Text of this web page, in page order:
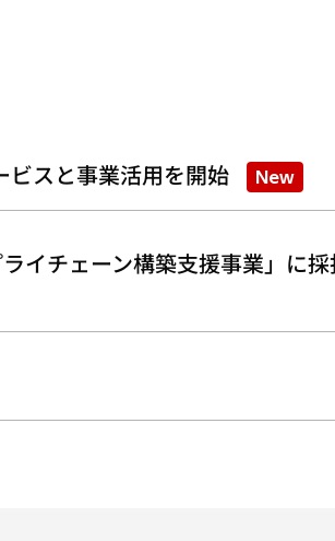
ビスと事業活用を開始 New
イチェーン構築支援事業」に